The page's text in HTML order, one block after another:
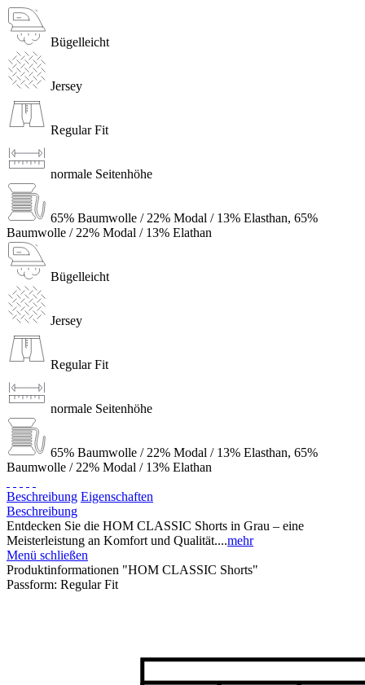
Bügelleicht
Jersey
Regular Fit
normale Seitenhöhe
65% Baumwolle / 22% Modal / 13% Elasthan, 65%
Baumwolle / 22% Modal / 13% Elathan
Bügelleicht
Jersey
Regular Fit
normale Seitenhöhe
65% Baumwolle / 22% Modal / 13% Elasthan, 65%
Baumwolle / 22% Modal / 13% Elathan
Beschreibung Eigenschaften
Beschreibung
Entdecken Sie die HOM CLASSIC Shorts in Grau – eine
Meisterleistung an Komfort und Qualität....mehr
Menü schließen
Produktinformationen "HOM CLASSIC Shorts"
Passform: Regular Fit